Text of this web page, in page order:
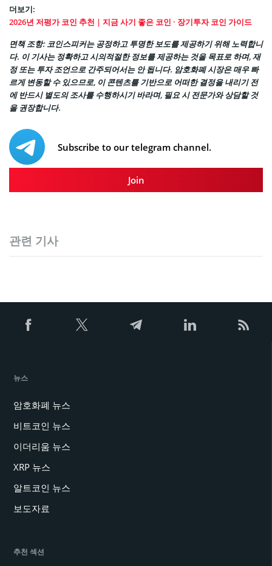
더보기:
2026년 저평가 코인 추천 | 지금 사기 좋은 코인 · 장기투자 코인 가이드
면책 조항: 코인스피커는 공정하고 투명한 보도를 제공하기 위해 노력합니
다. 이 기사는 정확하고 시의적절한 정보를 제공하는 것을 목표로 하며, 재
정 또는 투자 조언으로 간주되어서는 안 됩니다. 암호화폐 시장은 매우 빠
르게 변동할 수 있으므로, 이 콘텐츠를 기반으로 어떠한 결정을 내리기 전
에 반드시 별도의 조사를 수행하시기 바라며, 필요 시 전문가와 상담할 것
을 권장합니다.
Subscribe to our telegram channel.
Join
관련 기사
뉴스
암호화폐 뉴스
비트코인 뉴스
이더리움 뉴스
XRP 뉴스
알트코인 뉴스
보도자료
추천 섹션